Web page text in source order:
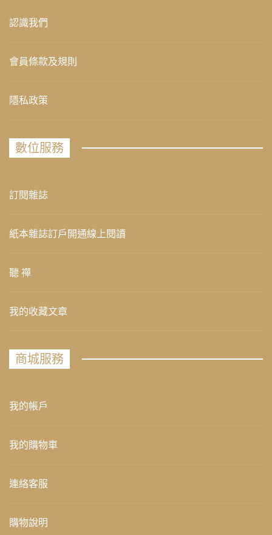
認識我們
會員條款及規則
隱私政策
數位服務
訂閱雜誌
紙本雜誌訂戶開通線上閱讀
聽 禪
我的收藏文章
商城服務
我的帳戶
我的購物車
連絡客服
購物說明